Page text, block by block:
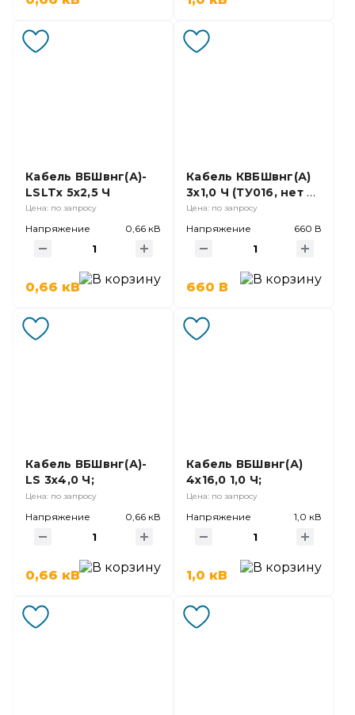
0,66 кВ
Кабель ВБШвнг(А)-
LSLTx 5х2,5 Ч
Цена: по запросу
Напряжение 0,66 кВ
660 В
Кабель КВБШвнг(А)
3х1,0 Ч (ТУ016, нет в
ГОСТ);
Цена: по запросу
Напряжение 660 В
0,66 кВ
Кабель ВБШвнг(А)-
LS 3х4,0 Ч;
Цена: по запросу
Напряжение 0,66 кВ
1,0 кВ
Кабель ВБШвнг(А)
4х16,0 1,0 Ч;
Цена: по запросу
Напряжение 1,0 кВ